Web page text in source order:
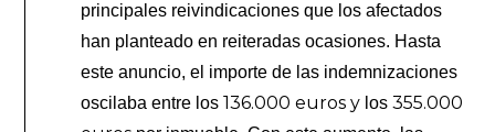
principales reivindicaciones que los afectados
han planteado en reiteradas ocasiones. Hasta
este anuncio, el importe de las indemnizaciones
oscilaba entre los136.000 euros y los 355.000